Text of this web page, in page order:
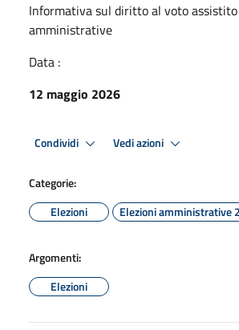
Informativa sul diritto al voto
amministrative
Data :
12 maggio 2026
Condividi Vedi azioni
Categorie:
Elezioni
Elezioni amministrative
Argomenti:
Elezioni